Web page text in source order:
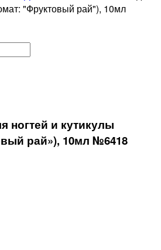
"Фруктовый рай"), 10мл
ногтей и кутикулы
рай»), 10мл №6418